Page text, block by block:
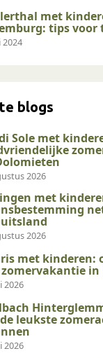
met
tips voor
2024
blogs
Sole met
2026
met
2026
met kinderen:
zomervakantie
2026
leukste
2026